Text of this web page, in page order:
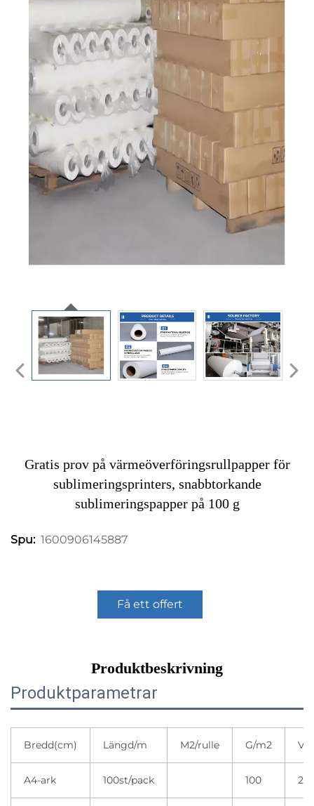
Gratis prov på värmeöverföringsrullpapper för
sublimeringsprinters, snabbtorkande
sublimeringspapper på 100 g
Spu: 1600906145887
Få ett offert
Produktbeskrivning
Produktparametrar
Bredd(cm) Längd/m M2/rulle G/m2
A4-ark 100st/pack 100 20